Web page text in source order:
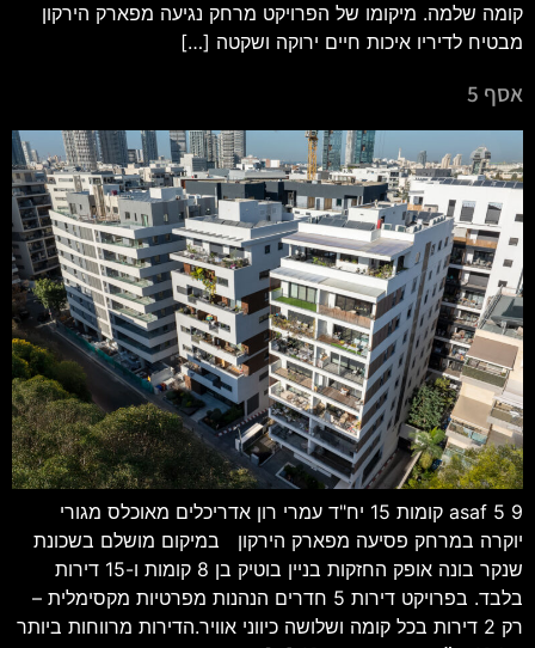
קומה שלמה. מיקומו של הפרויקט מרחק נגיעה מפארק הירקון
מבטיח לדיריו איכות חיים ירוקה ושקטה […]
אסף 5
asaf 5 9 קומות 15 יח"ד עמרי רון אדריכלים מאוכלס מגורי
יוקרה במרחק פסיעה מפארק הירקון במיקום מושלם בשכונת
שנקר בונה אופק החזקות בניין בוטיק בן 8 קומות ו-15 דירות
בלבד. בפרויקט דירות 5 חדרים הנהנות מפרטיות מקסימלית –
רק 2 דירות בכל קומה ושלושה כיווני אוויר.הדירות מרווחות ביותר